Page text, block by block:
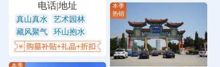
电话|地址
真山真水
艺术园林
藏风聚气
环山抱水
本季
本季
热销